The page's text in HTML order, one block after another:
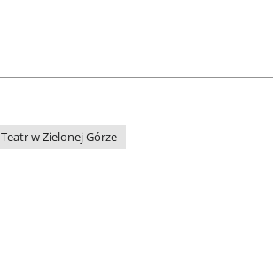
w Zielonej Górze